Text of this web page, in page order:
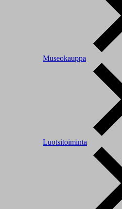
Museokauppa
Luotsitoiminta